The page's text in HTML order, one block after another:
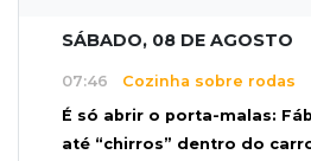
SÁBADO, 08 DE AGOSTO
07:46 Cozinha sobre rodas
É só abrir o porta-malas:
até “chirros” dentro do